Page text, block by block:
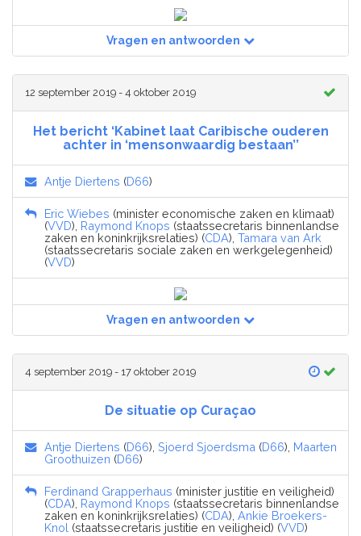
Vragen en antwoorden
12 september 2019 - 4 oktober 2019
Het bericht ‘Kabinet laat Caribische ouderen
achter in ‘mensonwaardig bestaan’’
Antje Diertens (D66)
Eric Wiebes (minister economische zaken en klimaat)
(VVD), Raymond Knops (staatssecretaris binnenlandse
zaken en koninkrijksrelaties) (CDA), Tamara van Ark
(staatssecretaris sociale zaken en werkgelegenheid)
(VVD)
Vragen en antwoorden
4 september 2019 - 17 oktober 2019
De situatie op Curaçao
Antje Diertens (D66), Sjoerd Sjoerdsma (D66), Maarten
Groothuizen (D66)
Ferdinand Grapperhaus (minister justitie en veiligheid)
(CDA), Raymond Knops (staatssecretaris binnenlandse
zaken en koninkrijksrelaties) (CDA), Ankie Broekers-
Knol (staatssecretaris justitie en veiligheid) (VVD)